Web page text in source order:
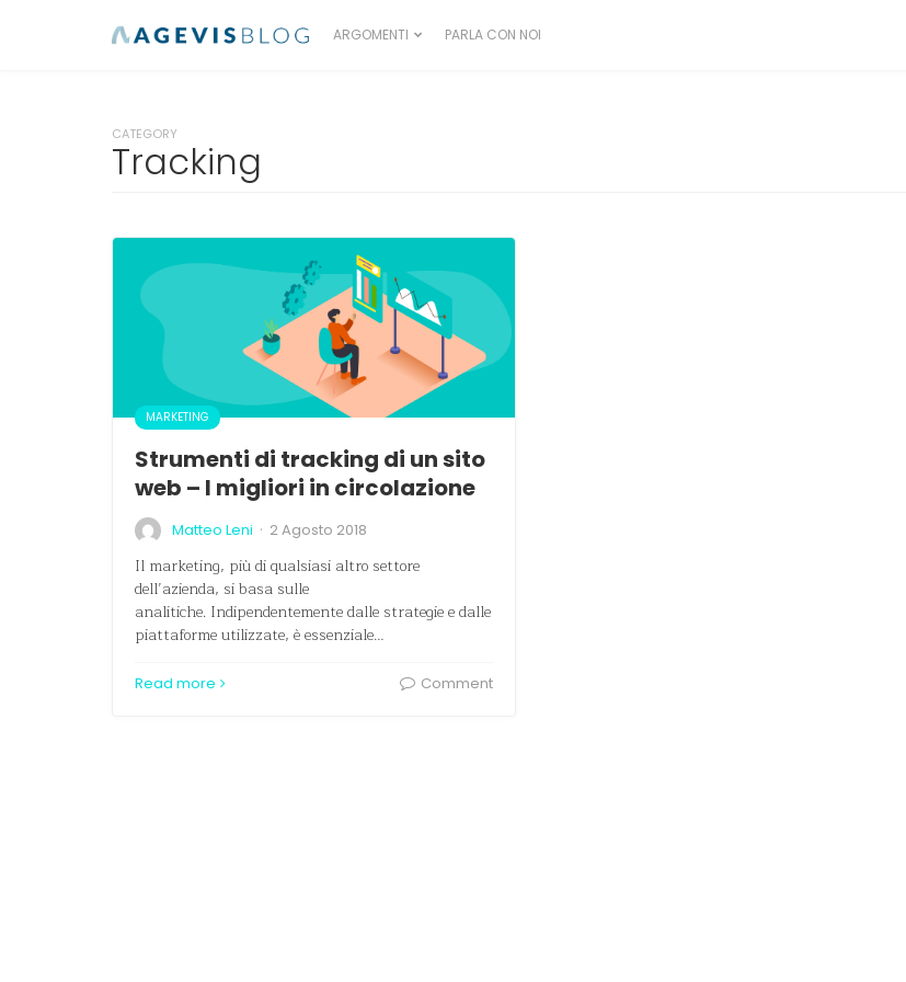
ARGOMENTI PARLA CON NOI
CATEGORY
Tracking
MARKETING
Strumenti di tracking di un sito
web – I migliori in circolazione
Matteo Leni · 2 Agosto 2018
Il marketing, più di qualsiasi altro settore
dell’azienda, si basa sulle
analitiche. Indipendentemente dalle strategie e dalle
piattaforme utilizzate, è essenziale…
Read more Comment